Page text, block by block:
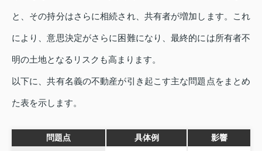
と、その持分はさらに相続され、共有者が増加します。これ
により、意思決定がさらに困難になり、最終的には所有者不
明の土地となるリスクも高まります。
以下に、共有名義の不動産が引き起こす主な問題点をまとめ
た表を示します。
問題点 具体例 影響